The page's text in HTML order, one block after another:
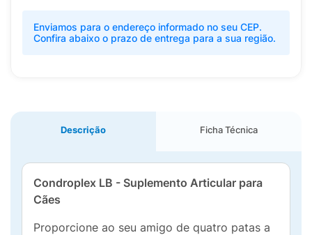
Enviamos para o endereço informado no seu CEP.
Confira abaixo o prazo de entrega para a sua região.
Descrição Ficha Técnica
Condroplex LB - Suplemento Articular para
Cães
Proporcione ao seu amigo de quatro patas a